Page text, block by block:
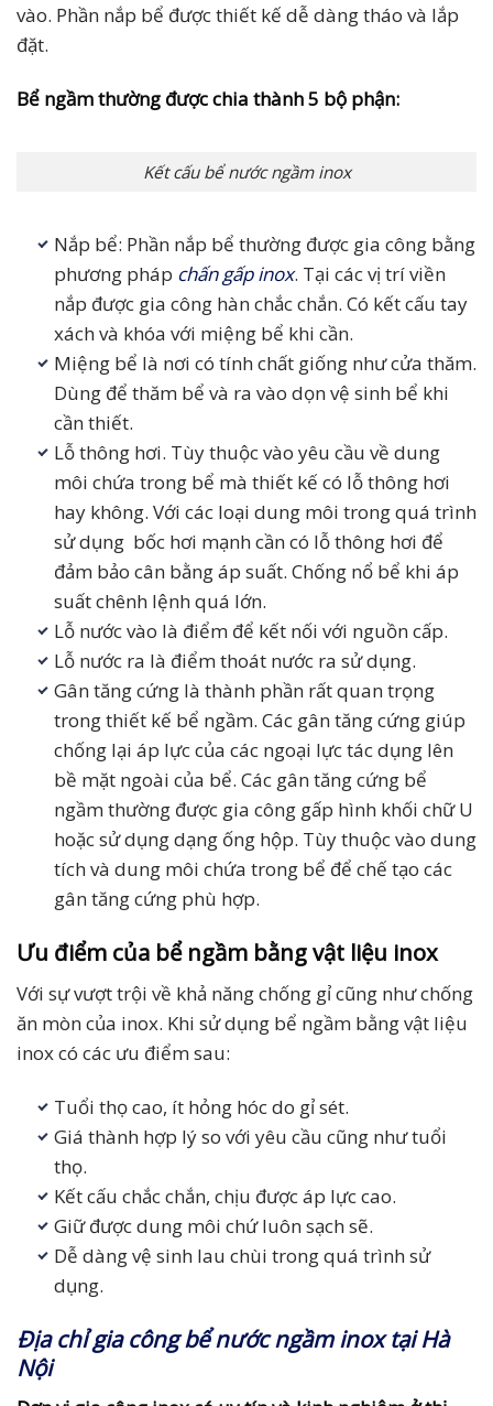
vào. Phần nắp bể được thiết kế dễ dàng tháo và lắp
đặt.
Bể ngầm thường được chia thành 5 bộ phận:
Kết cấu bể nước ngầm inox
Nắp bể: Phần nắp bể thường được gia công bằng
phương pháp chấn gấp inox. Tại các vị trí viền
nắp được gia công hàn chắc chắn. Có kết cấu tay
xách và khóa với miệng bể khi cần.
Miệng bể là nơi có tính chất giống như cửa thăm.
Dùng để thăm bể và ra vào dọn vệ sinh bể khi
cần thiết.
Lỗ thông hơi. Tùy thuộc vào yêu cầu về dung
môi chứa trong bể mà thiết kế có lỗ thông hơi
hay không. Với các loại dung môi trong quá trình
sử dụng bốc hơi mạnh cần có lỗ thông hơi để
đảm bảo cân bằng áp suất. Chống nổ bể khi áp
suất chênh lệnh quá lớn.
Lỗ nước vào là điểm để kết nối với nguồn cấp.
Lỗ nước ra là điểm thoát nước ra sử dụng.
Gân tăng cứng là thành phần rất quan trọng
trong thiết kế bể ngầm. Các gân tăng cứng giúp
chống lại áp lực của các ngoại lực tác dụng lên
bề mặt ngoài của bể. Các gân tăng cứng bể
ngầm thường được gia công gấp hình khối chữ U
hoặc sử dụng dạng ống hộp. Tùy thuộc vào dung
tích và dung môi chứa trong bể để chế tạo các
gân tăng cứng phù hợp.
Ưu điểm của bể ngầm bằng vật liệu inox
Với sự vượt trội về khả năng chống gỉ cũng như chống
ăn mòn của inox. Khi sử dụng bể ngầm bằng vật liệu
inox có các ưu điểm sau:
Tuổi thọ cao, ít hỏng hóc do gỉ sét.
Giá thành hợp lý so với yêu cầu cũng như tuổi
thọ.
Kết cấu chắc chắn, chịu được áp lực cao.
Giữ được dung môi chứ luôn sạch sẽ.
Dễ dàng vệ sinh lau chùi trong quá trình sử
dụng.
Địa chỉ gia công bể nước ngầm inox tại Hà
Nội